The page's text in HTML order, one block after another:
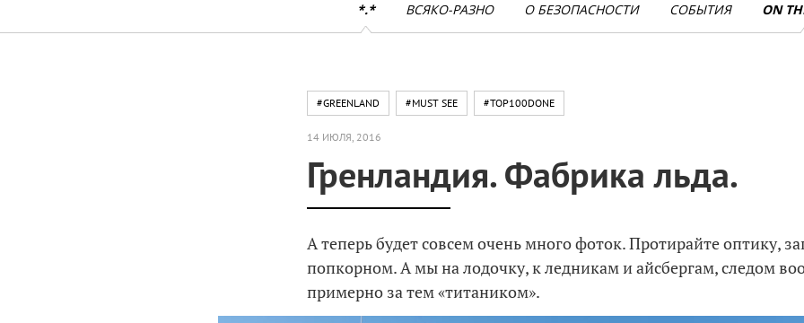
*.* ВСЯКО-РАЗНО О БЕЗОПАСНОСТИ СОБЫТИЯ ON
#GREENLAND #MUST SEE #TOP100DONE
14 ИЮЛЯ, 2016
Гренландия. Фабрика льда.
А теперь будет совсем очень много фоток. Протирайте оптику,
попкорном. А мы на лодочку, к ледникам и айсбергам, следом
примерно за тем «титаником».